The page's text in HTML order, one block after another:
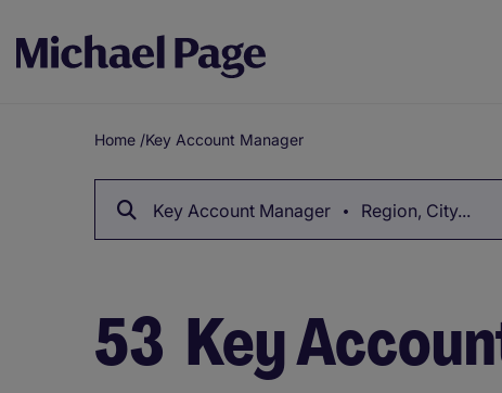
Breadcrumb
Home /Key Account Manager
Key Account Manager Region, City...
53 Key